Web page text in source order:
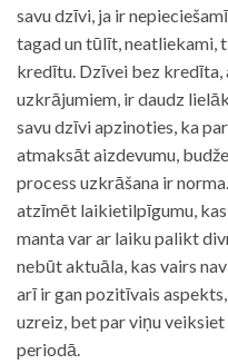
savu dzīvi, ja ir
tagad un tūlīt, neatliekami,
kredītu. Dzīvei bez kredīta,
uzkrājumiem, ir daudz
savu dzīvi apzinoties, ka
atmaksāt aizdevumu,
process uzkrāšana ir
atzīmēt laikietilpīgumu,
manta var ar laiku palikt
nebūt aktuāla, kas vairs
arī ir gan pozitīvais
uzreiz, bet par viņu
periodā.